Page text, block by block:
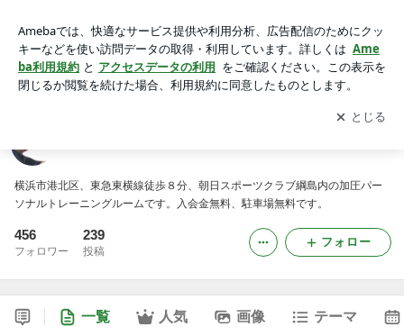
アプリをダウンロードして ブログの更新通知
を受け取りまし
ょう。
開く
横浜市港北区、東急東横線徒歩８分、朝日スポーツクラブ綱島内の加圧パー
ソナルトレーニングルームです。入会金無料、駐車場無料です。
456
フォロワー
239
投稿
フォロー
一覧 人気 画像 テーマ